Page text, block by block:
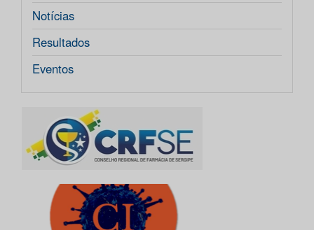
Notícias
Resultados
Eventos